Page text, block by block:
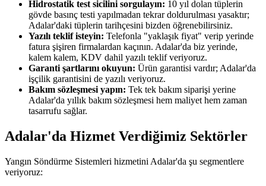
Hidrostatik test sicilini sorgulayın: 10 yıl dolan tüplerin
gövde basınç testi yapılmadan tekrar doldurulması yasaktır;
Adalar'daki tüplerin tarihçesini bizden öğrenebilirsiniz.
Yazılı teklif isteyin: Telefonla "yaklaşık fiyat" verip yerinde
fatura şişiren firmalardan kaçının. Adalar'da biz yerinde,
kalem kalem, KDV dahil yazılı teklif veriyoruz.
Garanti şartlarını okuyun: Ürün garantisi vardır; Adalar'da
işçilik garantisini de yazılı veriyoruz.
Bakım sözleşmesi yapın: Tek tek bakım siparişi yerine
Adalar'da yıllık bakım sözleşmesi hem maliyet hem zaman
tasarrufu sağlar.
Adalar'da Hizmet Verdiğimiz Sektörler
Yangın Söndürme Sistemleri hizmetini Adalar'da şu segmentlere
veriyoruz: